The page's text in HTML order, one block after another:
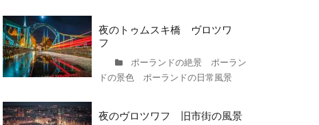
夜のトゥムスキ橋 ヴロツワ
フ
ポーランドの絶景 ポーラン
ドの景色 ポーランドの日常風景
夜のヴロツワフ 旧市街の風景